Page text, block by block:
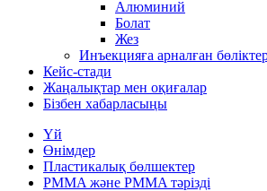
Алюминий
Болат
Жез
Инъекцияға арналған
Кейс-стади
Жаңалықтар мен оқиғалар
Бізбен хабарласыңы
Үй
Өнімдер
Пластикалық бөлшектер
PMMA және PMMA тәрізді